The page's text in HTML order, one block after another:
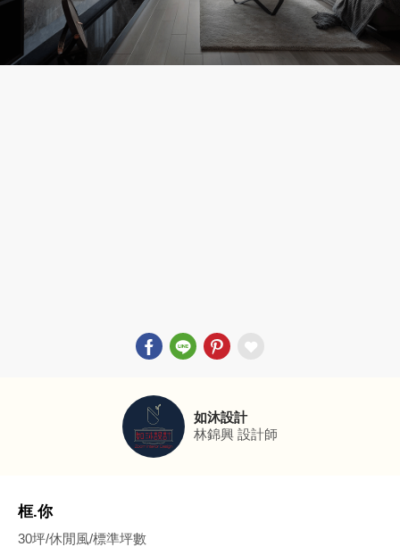
如沐設計
林錦興 設計師
框.你
30坪/休閒風/標準坪數